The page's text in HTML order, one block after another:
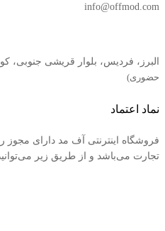
info@offmod.com
البرز، فردیس، بلوار قریشی جنوبی، کوچه 7 دستگاه،
حضوری)
نماد اعتماد
فروشگاه اینترنتی آف مد دارای
تجارت می‌باشد و از طریق زیر